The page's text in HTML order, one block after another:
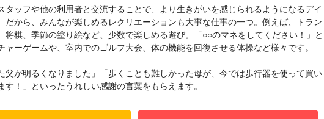
タッフや他の利用者と交流することで、より生きがいを感じられるようになるデイ
だから、みんなが楽しめるレクリエーションも大事な仕事の一つ。例えば、トラン
将棋、季節の塗り絵など、少数で楽しめる遊び。「○○のマネをしてください！」と
ャーゲームや、室内でのゴルフ大会、体の機能を回復させる体操など様々です。
父が明るくなりました」「歩くことも難しかった母が、今では歩行器を使って買い
す！」といったうれしい感謝の言葉をもらえます。